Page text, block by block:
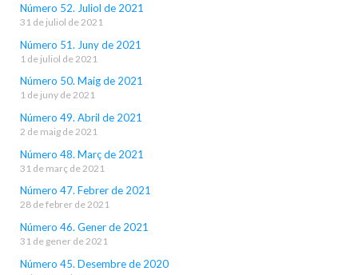
Número 52. Juliol de 2021
31 de juliol de 2021
Número 51. Juny de 2021
1 de juliol de 2021
Número 50. Maig de 2021
1 de juny de 2021
Número 49. Abril de 2021
2 de maig de 2021
Número 48. Març de 2021
31 de març de 2021
Número 47. Febrer de 2021
28 de febrer de 2021
Número 46. Gener de 2021
31 de gener de 2021
Número 45. Desembre de 2020